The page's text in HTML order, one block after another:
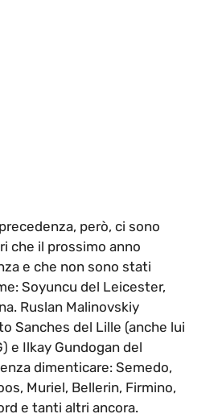
però, ci sono
che il prossimo anno
e che non sono stati
Soyuncu del Leicester,
Ruslan Malinovskiy
Sanches del Lille (anche lui
e Ilkay Gundogan del
dimenticare: Semedo,
Muriel, Bellerin, Firmino,
e tanti altri ancora.